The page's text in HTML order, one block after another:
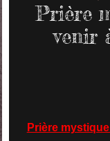
Prière
venir
Prière